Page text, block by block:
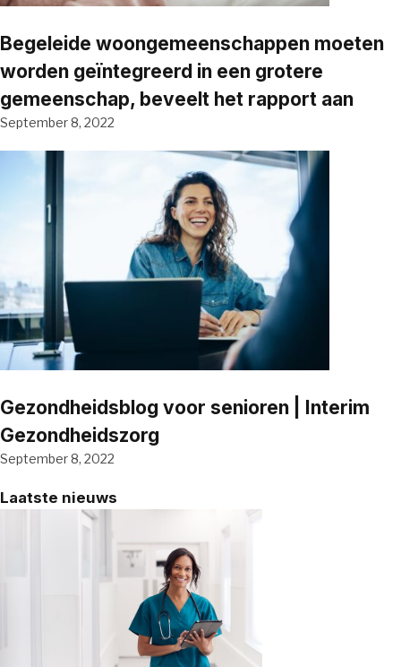
Begeleide woongemeenschappen moeten
worden geïntegreerd in een grotere
gemeenschap, beveelt het rapport aan
September 8, 2022
Gezondheidsblog voor senioren | Interim
Gezondheidszorg
September 8, 2022
Laatste nieuws